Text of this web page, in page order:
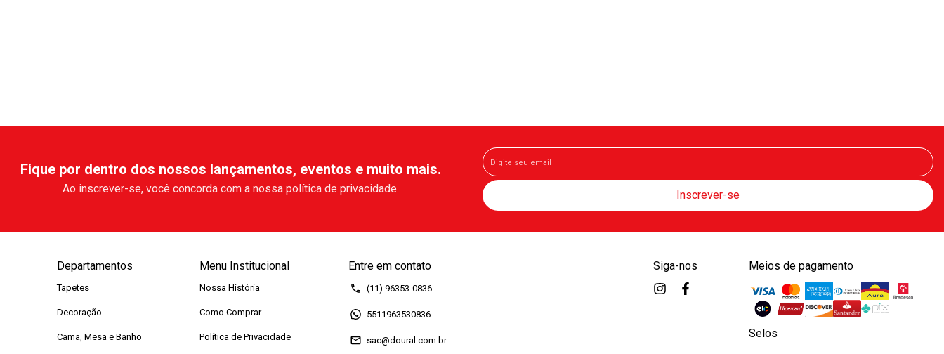
Fique por dentro dos nossos lançamentos, eventos e muito mais.
Ao inscrever-se, você concorda com a nossa política de privacidade.
Departamentos
Tapetes
Decoração
Cama, Mesa e Banho
Menu Institucional
Nossa História
Como Comprar
Política de Privacidade
Entre em contato
(11) 96353-0836
5511963530836
sac@doural.com.br
Siga-nos Meios de pagamento
Selos